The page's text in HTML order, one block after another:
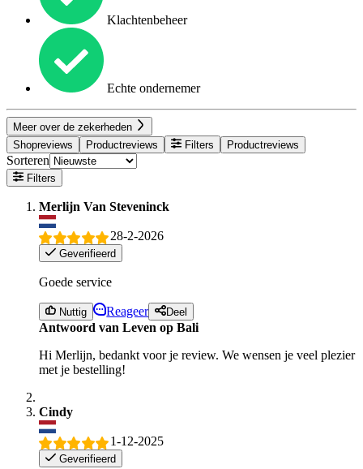
Klachtenbeheer
Echte ondernemer
Meer over de zekerheden
Shopreviews
Productreviews Filters Productreviews
Sorteren
Filters
Merlijn Van Steveninck
28-2-2026
Geverifieerd
Goede service
Nuttig Reageer Deel
Antwoord van Leven op Bali
Hi Merlijn, bedankt voor je review. We wensen je veel plezier
met je bestelling!
Cindy
1-12-2025
Geverifieerd